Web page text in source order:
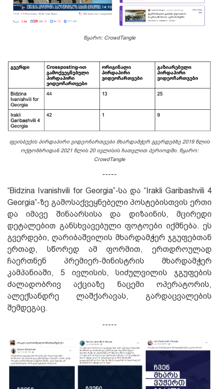
წყარო: CrowdTangle
ფეისბუქის პირდაპირი ვიდეოჩართვები მხარდამჭერ გვერდებზე 2019 წლის
ოქტომბრიდან 2021 წლის 20 ივლისის ჩათვლით პერიოდში . წყარო:
CrowdTangle
-----
“Bidzina Ivanishvili for Georgia”-სა და “Irakli Garibashvili 4
Georgia”-ზე გამოსაქვეყნებელი პოსტებისთვის ერთი
და იმავე შინაარსისა და დიზაინის, მცირედი
დეტალებით განსხვავებული ფოტოები იქმნება. ეს
გვერდები, ღარიბაშვილის მხარდამჭერ ჯგუფებთან
ერთად, სწორედ ამ ფორმით, ერთდროულად
ჩაერთნენ პრემიერ-მინისტრის მხარდამჭერ
კამპანიაში, 5 ივლისის, სიძულვილის ჯგუფების
ძალადობრივ აქციაზე ნაცემი ოპერატორის,
ალექსანდრე ლაშქარავას, გარდაცვალების
შემდეგაც.
-----